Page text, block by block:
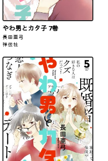
やわ男とカタ子 7巻
長田亜弓
祥伝社